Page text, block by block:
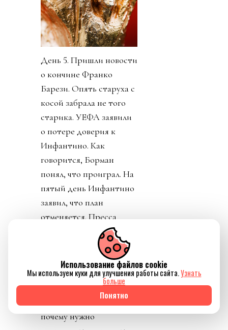
День 5. Пришли новости
о кончине Франко
Барези. Опять старуха с
косой забрала не того
старика. УЕФА заявили
о потере доверия к
Инфантино. Как
говорится, Борман
понял, что проиграл. На
пятый день Инфантино
заявил, что план
отменяется. Пресса
узнала, что Джанни себе
уже выторговал
зарплату в 30 миллионов
долларов в год, и
дивиденды от нового
юр лица. Стало понятно
почему нужно
Использование файлов cookie
Мы используем куки для улучшения работы сайта.Узнать
больше
Понятно